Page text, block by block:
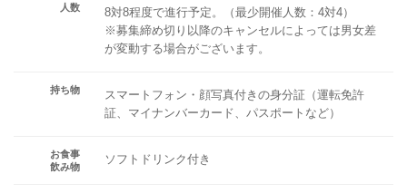
人数
8対8程度で進行予定。（最少開催人数：4対4）
※募集締め切り以降のキャンセルによっては男女差
が変動する場合がございます。
持ち物
スマートフォン・顔写真付きの身分証（運転免許
証、マイナンバーカード、パスポートなど）
お食事
飲み物
ソフトドリンク付き